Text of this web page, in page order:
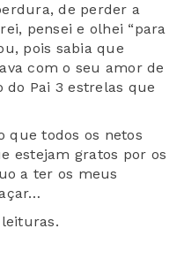
de perder a
pensei e olhei “para
pois sabia que
com o seu amor de
Pai 3 estrelas que
que todos os netos
estejam gratos por os
a ter os meus